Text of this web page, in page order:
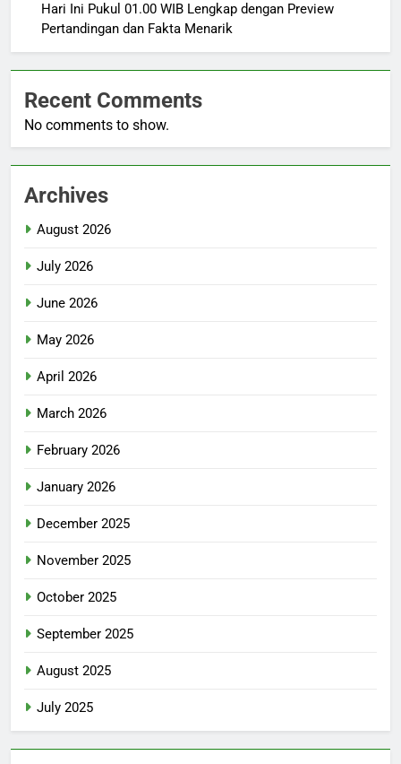
Hari Ini Pukul 01.00 WIB Lengkap dengan Preview
Pertandingan dan Fakta Menarik
Recent Comments
No comments to show.
Archives
August 2026
July 2026
June 2026
May 2026
April 2026
March 2026
February 2026
January 2026
December 2025
November 2025
October 2025
September 2025
August 2025
July 2025